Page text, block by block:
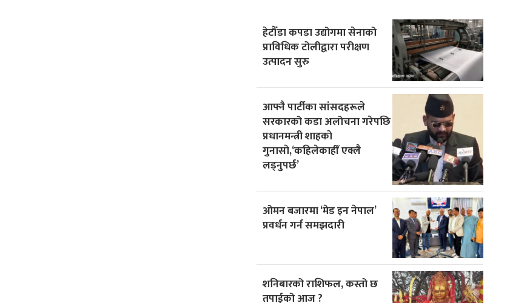
हेटौँडा कपडा उद्योगमा सेनाको
प्राविधिक टोलीद्वारा परीक्षण
उत्पादन सुरु
आफ्नै पार्टीका सांसदहरूले
सरकारको कडा अलोचना गरेपछि
प्रधानमन्त्री शाहकाे
गुनासाे,‘कहिलेकाहीँ एक्लै
लड्नुपर्छ’
ओमन बजारमा ‘मेड इन नेपाल’
प्रवर्धन गर्न समझदारी
शनिबारको राशिफल, कस्तो छ
तपाईको आज ?